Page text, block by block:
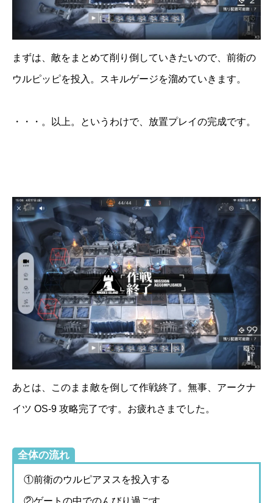
まずは、敵をまとめて削り倒していきたいので、前衛の
ウルピッピを投入。スキルゲージを溜めていきます。
・・・。以上。というわけで、放置プレイの完成です。
あとは、このまま敵を倒して作戦終了。無事、アークナ
イツ OS-9 攻略完了です。お疲れさまでした。
全体の流れ
①前衛のウルピアヌスを投入する
②ゲートの中でのんびり過ごす